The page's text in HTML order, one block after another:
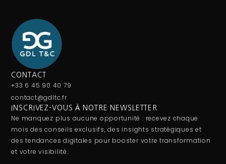
CONTACT
+33 6 45 90 40 79
contact@gdltc.fr
INSCRIVEZ-VOUS À NOTRE NEWSLETTER
Ne manquez plus aucune opportunité : recevez chaque
mois des conseils exclusifs, des insights stratégiques et
des tendances digitales pour booster votre transformation
et votre visibilité.